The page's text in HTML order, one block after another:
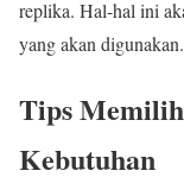
replika. Hal-hal ini
yang akan digunakan.
Tips
Kebutuhan